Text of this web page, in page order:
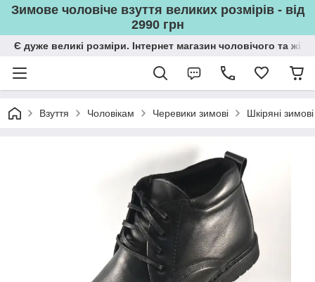
Зимове чоловіче взуття великих розмірів - від
2990 грн
Є дуже великі розміри. Інтернет магазин чоловічого та
Взуття Чоловікам Черевики зимові Шкіряні